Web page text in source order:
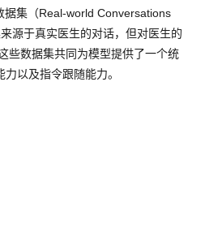
据集（Real-world Conversations
源于真实医生的对话，但对医生的
些数据集共同为模型提供了一个统
以及指令跟随能力。